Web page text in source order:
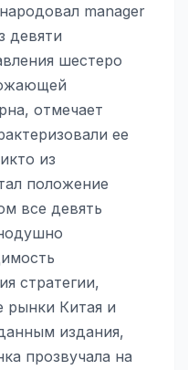
manager
девяти
шестеро
отмечает
ее
из
положение
все девять
стратегии,
рынки Китая и
издания,
прозвучала на